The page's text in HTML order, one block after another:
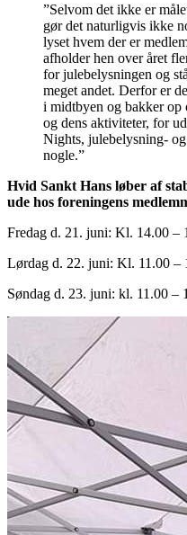
”Selvom det ikke er
gør det naturligvis ikke
lyset hvem der er
afholder hen over året
for julebelysningen og
meget andet. Derfor er
i midtbyen og bakker op
og dens aktiviteter, for
Nights, julebelysning-
nogle.”
Hvid Sankt Hans løber af
ude hos foreningens
Fredag d. 21. juni: Kl. 14.00 –
Lørdag d. 22. juni: Kl. 11.00 –
Søndag d. 23. juni: kl. 11.00 –